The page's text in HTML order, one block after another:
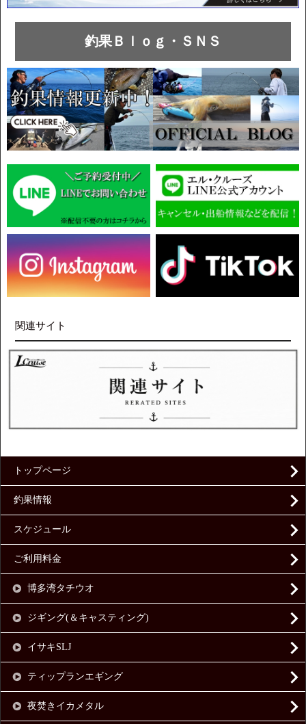
釣果Ｂｌｏｇ・ＳＮＳ
関連サイト
トップページ
釣果情報
スケジュール
ご利用料金
博多湾タチウオ
ジギング(＆キャスティング)
イサキSLJ
ティップランエギング
夜焚きイカメタル